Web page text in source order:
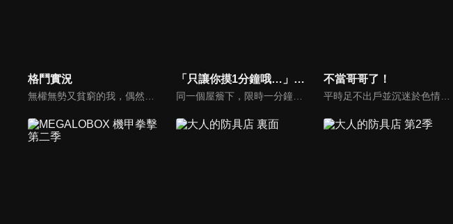
格鬥實況 「只讓你摸1分鐘哦…」分租雅房不能說的祕密規定。 不當哥哥了！